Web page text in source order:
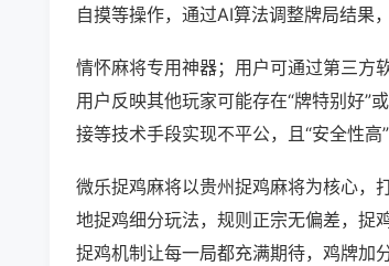
自摸等操作，通过AI算法调整牌局结果
情怀麻将专用神器；用户可通过第三方
用户反映其他玩家可能存在“牌特别好”
接等技术手段实现不平公，且“安全性高
微乐捉鸡麻将以贵州捉鸡麻将为核心，
地捉鸡细分玩法，规则正宗无偏差，捉
捉鸡机制让每一局都充满期待，鸡牌加